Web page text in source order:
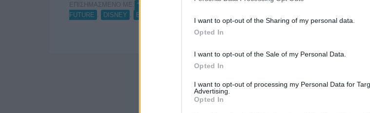
I want to opt-out of the Sharing of my personal data.
Opted In
I want to opt-out of the Sale of my Personal Data.
Opted In
I want to opt-out of processing my Personal Data for
Advertising.
Opted In
ΕΠΙΣΗΜΑΣΜΕΝΟ ΜΕ: "ΝΟΜΟΣ ΚΡΕΤΣΟΥ"
FUTURE
DISNEY ΕΚΟΜΕ